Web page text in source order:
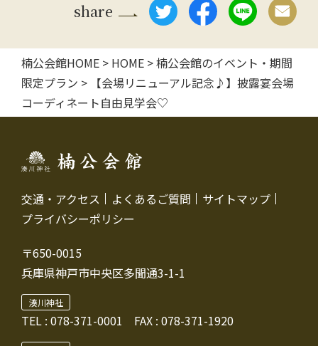
ゲ
ー
シ
ン
share
楠公会館HOME > HOME >楠公会館のイベント・期間
限定プラン > 【会場リニューアル記念♪】披露宴会場
コーディネート自由見学会♡
交通・アクセス よくあるご質問
サイトマップ
プライバシーポリシー
〒650-0015
兵庫県神戸市中央区多聞通3-1-1
湊川神社
TEL : 078-371-0001 FAX : 078-371-1920